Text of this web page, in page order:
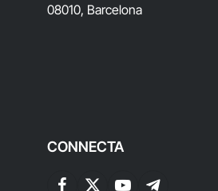
08010, Barcelona
CONNECTA